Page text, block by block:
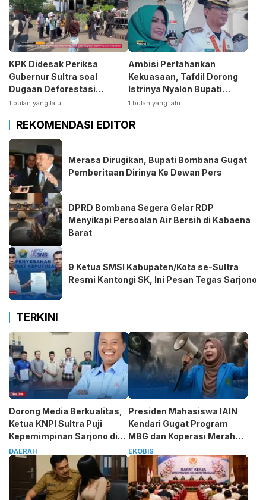
KPK Didesak Periksa
Gubernur Sultra soal
Dugaan Deforestasi
Kabaen
1 bulan yang lalu
Ambisi Pertahankan
Kekuasaan, Tafdil Dorong
Istrinya Nyalon Bupati
Bombana
1 bulan yang lalu
REKOMENDASI EDITOR
Merasa Dirugikan, Bupati Bombana Gugat
Pemberitaan Dirinya Ke Dewan Pers
DPRD Bombana Segera Gelar RDP
Menyikapi Persoalan Air Bersih di Kabaena
Barat
9 Ketua SMSI Kabupaten/Kota se-Sultra
Resmi Kantongi SK, Ini Pesan Tegas Sarjono
TERKINI
Dorong Media Berkualitas,
Ketua KNPI Sultra Puji
Kepemimpinan Sarjono di
SMSI
DAERAH
Presiden Mahasiswa IAIN
Kendari Gugat Program
MBG dan Koperasi Merah
Putih
EKOBIS